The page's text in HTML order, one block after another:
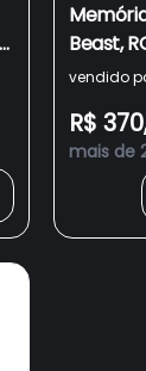
Beast,
DDR4,
vendido
R$
mais de